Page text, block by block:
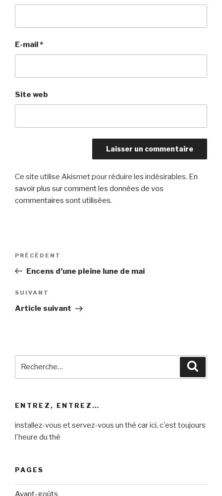
E-mail*
Site web
Ce site utilise Akismet pour réduire les indésirables. En
savoir plus sur comment les données de vos
commentaires sont utilisées.
Navigation
l’article
Article
précédent
PRÉCÉDENT
Encens d’une pleine lune de mai
Article
suivant
SUIVANT
Article suivant
ENTREZ, ENTREZ…
installez-vous et servez-vous un thé car ici, c'est toujours
l'heure du thé
PAGES
Avant-goûts